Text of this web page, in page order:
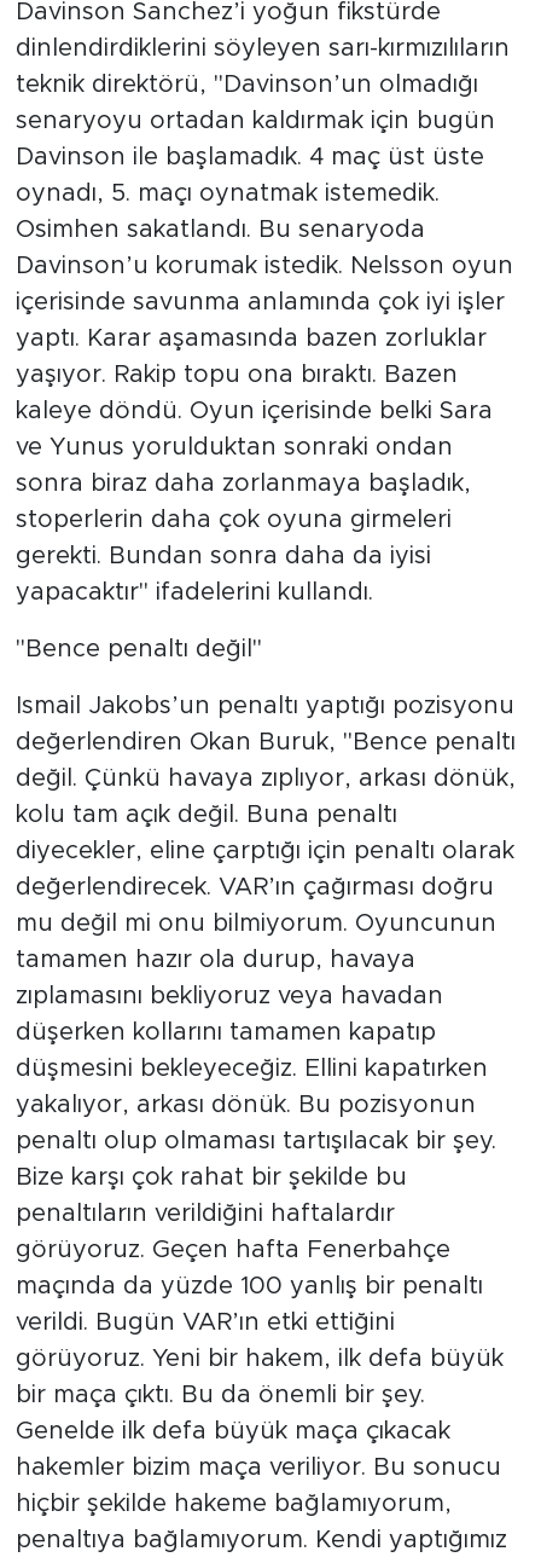
Davinson Sanchez’i yoğun fikstürde
dinlendirdiklerini söyleyen sarı-kırmızılıların
teknik direktörü, "Davinson’un olmadığı
senaryoyu ortadan kaldırmak için bugün
Davinson ile başlamadık. 4 maç üst üste
oynadı, 5. maçı oynatmak istemedik.
Osimhen sakatlandı. Bu senaryoda
Davinson’u korumak istedik. Nelsson oyun
içerisinde savunma anlamında çok iyi işler
yaptı. Karar aşamasında bazen zorluklar
yaşıyor. Rakip topu ona bıraktı. Bazen
kaleye döndü. Oyun içerisinde belki Sara
ve Yunus yorulduktan sonraki ondan
sonra biraz daha zorlanmaya başladık,
stoperlerin daha çok oyuna girmeleri
gerekti. Bundan sonra daha da iyisi
yapacaktır" ifadelerini kullandı.
"Bence penaltı değil"
Ismail Jakobs’un penaltı yaptığı pozisyonu
değerlendiren Okan Buruk, "Bence penaltı
değil. Çünkü havaya zıplıyor, arkası dönük,
kolu tam açık değil. Buna penaltı
diyecekler, eline çarptığı için penaltı olarak
değerlendirecek. VAR’ın çağırması doğru
mu değil mi onu bilmiyorum. Oyuncunun
tamamen hazır ola durup, havaya
zıplamasını bekliyoruz veya havadan
düşerken kollarını tamamen kapatıp
düşmesini bekleyeceğiz. Ellini kapatırken
yakalıyor, arkası dönük. Bu pozisyonun
penaltı olup olmaması tartışılacak bir şey.
Bize karşı çok rahat bir şekilde bu
penaltıların verildiğini haftalardır
görüyoruz. Geçen hafta Fenerbahçe
maçında da yüzde 100 yanlış bir penaltı
verildi. Bugün VAR’ın etki ettiğini
görüyoruz. Yeni bir hakem, ilk defa büyük
bir maça çıktı. Bu da önemli bir şey.
Genelde ilk defa büyük maça çıkacak
hakemler bizim maça veriliyor. Bu sonucu
hiçbir şekilde hakeme bağlamıyorum,
penaltıya bağlamıyorum. Kendi yaptığımız